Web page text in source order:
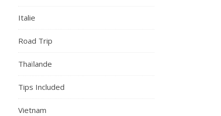
Italie
Road Trip
Thaïlande
Tips Included
Vietnam